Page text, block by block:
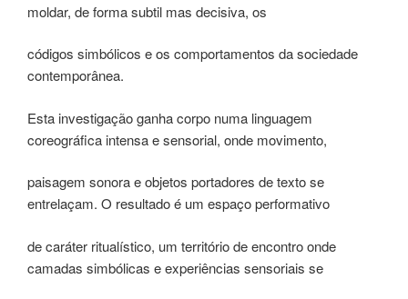
moldar, de forma subtil mas decisiva, os
códigos simbólicos e os comportamentos da sociedade
contemporânea.
Esta investigação ganha corpo numa linguagem
coreográfica intensa e sensorial, onde movimento,
paisagem sonora e objetos portadores de texto se
entrelaçam. O resultado é um espaço performativo
de caráter ritualístico, um território de encontro onde
camadas simbólicas e experiências sensoriais se